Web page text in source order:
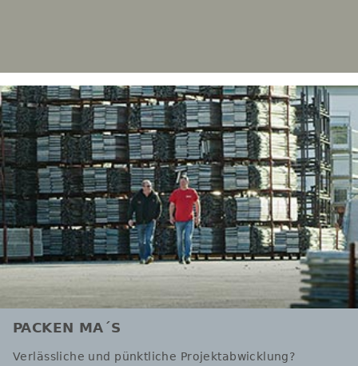
PACKEN MA´S
Verlässliche und pünktliche Projektabwicklung?